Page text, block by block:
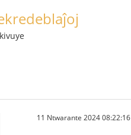
11 Ntwarante 2024 08:22:16